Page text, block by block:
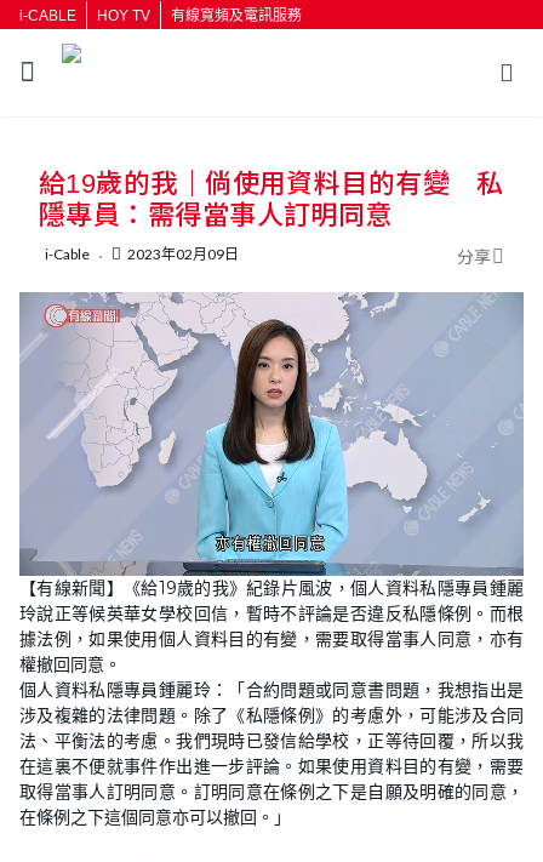
i-CABLE HOY TV 有線寬頻及電訊服務
按輸入鍵開始搜尋
給19歲的我｜倘使用資料目的有變 私
隱專員：需得當事人訂明同意
i-Cable 2023年02月09日 分享
U
n
m
u
t
e
L
o
a
d
e
d
:
.
0
%
【有線新聞】《給19歲的我》紀錄片風波，個人資料私隱專員鍾麗
玲說正等候英華女學校回信，暫時不評論是否違反私隱條例。而根
據法例，如果使用個人資料目的有變，需要取得當事人同意，亦有
權撤回同意。
個人資料私隱專員鍾麗玲：「合約問題或同意書問題，我想指出是
涉及複雜的法律問題。除了《私隱條例》的考慮外，可能涉及合同
法、平衡法的考慮。我們現時已發信給學校，正等待回覆，所以我
在這裏不便就事件作出進一步評論。如果使用資料目的有變，需要
取得當事人訂明同意。訂明同意在條例之下是自願及明確的同意，
在條例之下這個同意亦可以撤回。」